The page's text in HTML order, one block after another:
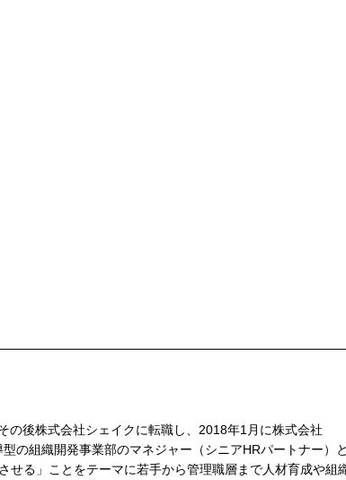
の後株式会社シェイクに転職し、2018年1月に株式会社
の組織開発事業部のマネジャー（シニアHRパートナー）
せる」ことをテーマに若手から管理職層まで人材育成や組